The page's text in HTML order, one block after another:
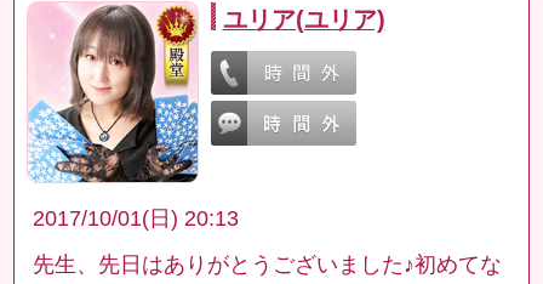
ユリア(ユリア)
2017/10/01(日) 20:13
先生、先日はありがとうございました♪初めてな